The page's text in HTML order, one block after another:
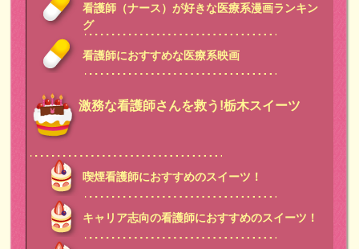
看護師（ナース）が好きな医療系漫画ランキン
グ
看護師におすすめな医療系映画
激務な看護師さんを救う!栃木スイーツ
喫煙看護師におすすめのスイーツ！
キャリア志向の看護師におすすめのスイーツ！